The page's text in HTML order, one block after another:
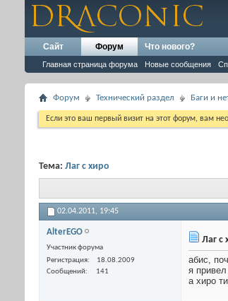
Сайт Форум
Главная страница форума Новые сообщения
Что нового?
Форум Технический раздел Баги и
Если это ваш первый визит на этот форум, вам
Тема: Лаг с хиро
02.04.2011, 19:45
AlterEGO
Участник форума
Регистрация
18.08.2009
Сообщений
141
Лаг с
абис,
я
а хиро